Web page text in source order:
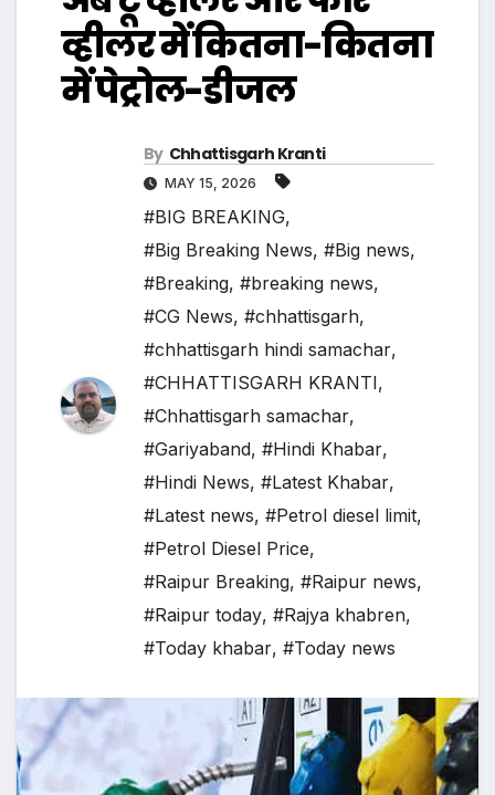
व्हीलर में कितना-कितना
में पेट्रोल-डीजल
By Chhattisgarh Kranti
MAY 15, 2026
#BIG BREAKING,
#Big Breaking News, #Big news,
#Breaking, #breaking news,
#CG News, #chhattisgarh,
#chhattisgarh hindi samachar,
#CHHATTISGARH KRANTI,
#Chhattisgarh samachar,
#Gariyaband, #Hindi Khabar,
#Hindi News, #Latest Khabar,
#Latest news, #Petrol diesel limit,
#Petrol Diesel Price,
#Raipur Breaking, #Raipur news,
#Raipur today, #Rajya khabren,
#Today khabar, #Today news